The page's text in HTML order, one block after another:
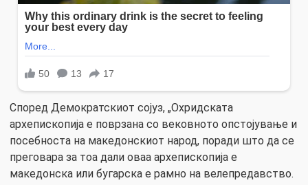
Според Демократскиот сојуз, „Охридската
архепископија е поврзана со вековното опстојување и
посебноста на македонскиот народ, поради што да се
преговара за тоа дали оваа архепископија е
македонска или бугарска е рамно на велепредавство.